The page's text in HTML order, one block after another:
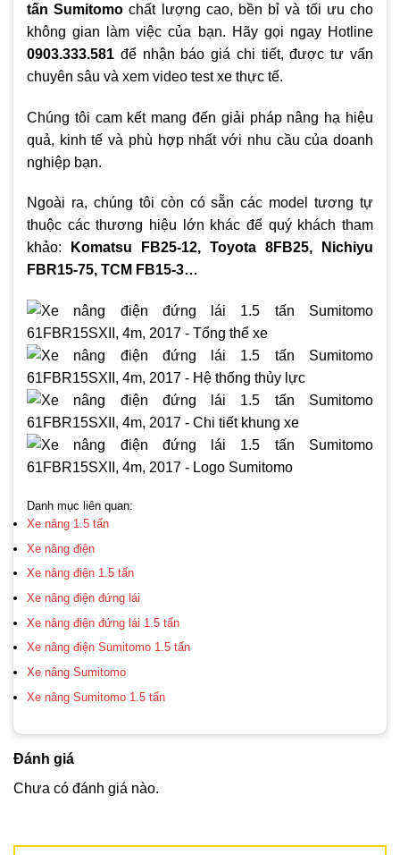
tấn Sumitomo chất lượng cao, bền bỉ và tối ưu cho
không gian làm việc của bạn. Hãy gọi ngay Hotline
0903.333.581 để nhận báo giá chi tiết, được tư vấn
chuyên sâu và xem video test xe thực tế.
Chúng tôi cam kết mang đến giải pháp nâng hạ hiệu
quả, kinh tế và phù hợp nhất với nhu cầu của doanh
nghiệp bạn.
Ngoài ra, chúng tôi còn có sẵn các model tương tự
thuộc các thương hiệu lớn khác để quý khách tham
khảo:
Komatsu FB25-12, Toyota 8FB25, Nichiyu
FBR15-75, TCM FB15-3…
Danh mục liên quan:
Xe nâng 1.5 tấn
Xe nâng điện
Xe nâng điện 1.5 tấn
Xe nâng điện đứng lái
Xe nâng điện đứng lái 1.5 tấn
Xe nâng điện Sumitomo 1.5 tấn
Xe nâng Sumitomo
Xe nâng Sumitomo 1.5 tấn
Đánh giá
Chưa có đánh giá nào.